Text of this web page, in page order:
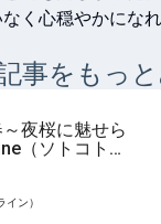
く心穏やかにな
事をもっ
夜桜に魅せら
（ソトコトオ
ン）